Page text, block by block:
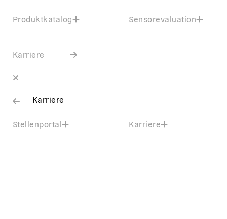
Produktkatalog Sensorevaluation
Karriere
Karriere
Stellenportal Karriere